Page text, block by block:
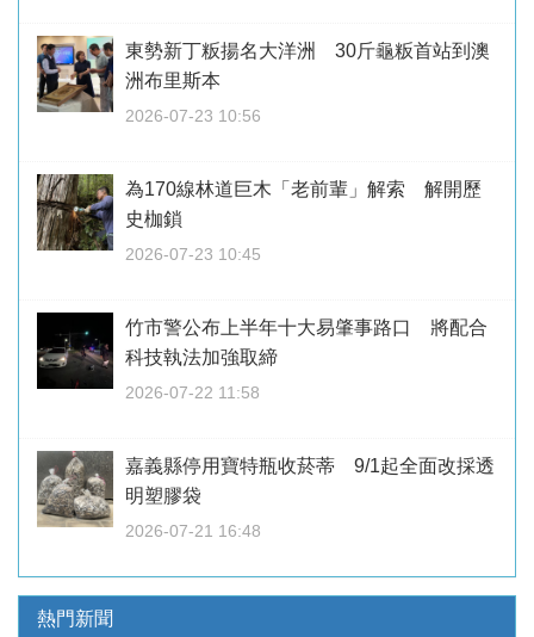
東勢新丁粄揚名大洋洲 30斤龜粄首站到澳
洲布里斯本
2026-07-23 10:56
為170線林道巨木「老前輩」解索 解開歷
史枷鎖
2026-07-23 10:45
竹市警公布上半年十大易肇事路口 將配合
科技執法加強取締
2026-07-22 11:58
嘉義縣停用寶特瓶收菸蒂 9/1起全面改採透
明塑膠袋
2026-07-21 16:48
熱門新聞